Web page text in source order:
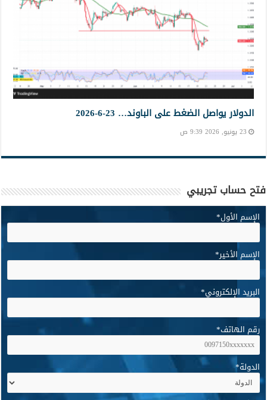
الدولار يواصل الضغط على الباوند… 23-6-2026
23 يونيو, 2026 9:39 ص
فتح حساب تجريبي
الإسم الأول*
الإسم الأخير*
البريد الإلكتروني*
رقم الهاتف*
الدولة*